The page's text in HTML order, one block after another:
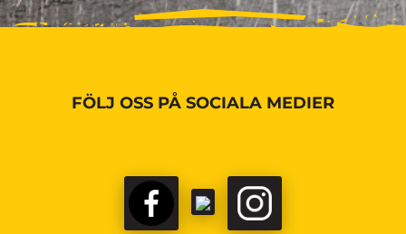
FÖLJ OSS PÅ SOCIALA MEDIER